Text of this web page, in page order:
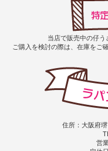
当店で販売中の仔う
ご購入を検討の際は、在庫をご
住所：大阪府
営